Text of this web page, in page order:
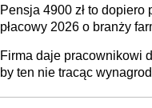
ubezpieczeniom
Pensja 4900 zł to dopiero
płacowy 2026 o branży
Firma daje pracownikowi
by ten nie tracąc